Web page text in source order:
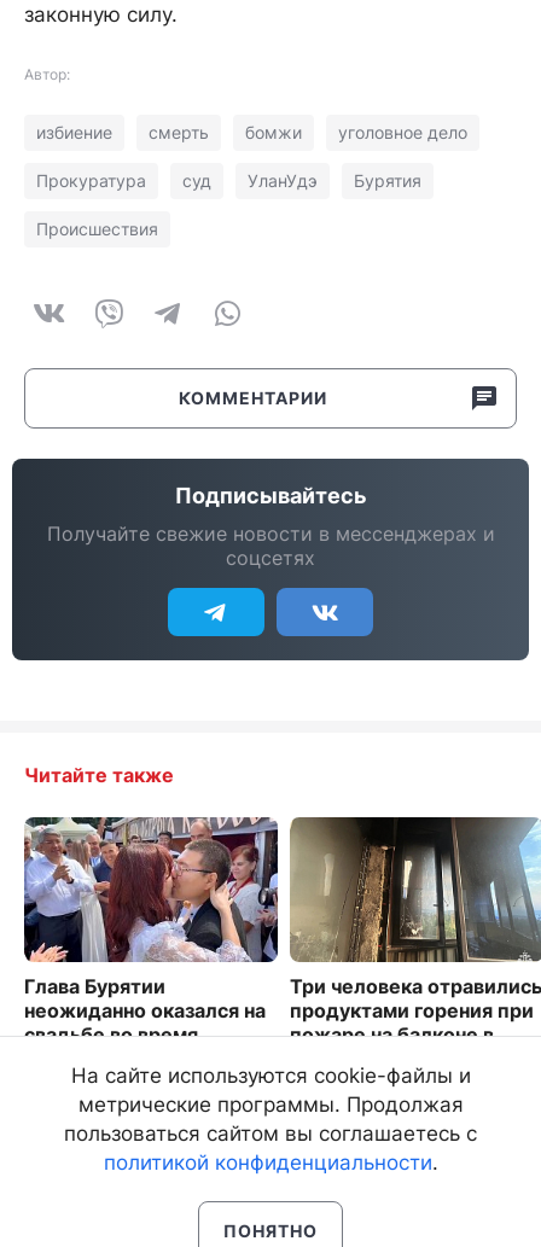
законную силу.
Автор:
избиение смерть бомжи уголовное дело
Прокуратура суд УланУдэ Бурятия
Происшествия
КОММЕНТАРИИ
Подписывайтесь
Получайте свежие новости в мессенджерах и
соцсетях
Читайте также
Глава Бурятии
неожиданно оказался на
свадьбе во время
Три человека отравились
продуктами горения при
пожаре на балконе в
На сайте используются cookie-файлы и
метрические программы. Продолжая
пользоваться сайтом вы соглашаетесь с
политикой конфиденциальности.
ПОНЯТНО